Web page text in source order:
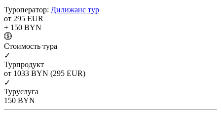
Туроператор: Дилижанс тур
от 295 EUR
+ 150 BYN
Cтоимость тура
✓
Турпродукт
от 1033 BYN (295 EUR)
✓
Туруслуга
150 BYN